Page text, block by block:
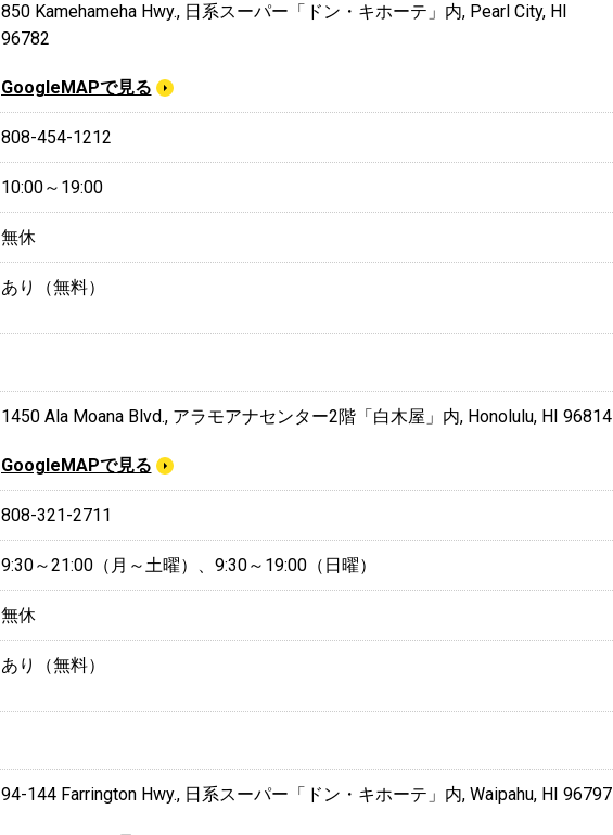
850 Kamehameha Hwy., 日系スーパー「ドン・キホーテ」内, Pearl City, HI
96782
GoogleMAPで見る
808-454-1212
10:00～19:00
無休
あり（無料）
1450 Ala Moana Blvd., アラモアナセンター2階「白木屋」内, Honolulu, HI 96814
GoogleMAPで見る
808-321-2711
9:30～21:00（月～土曜）、9:30～19:00（日曜）
無休
あり（無料）
94-144 Farrington Hwy., 日系スーパー「ドン・キホーテ」内, Waipahu, HI 96797